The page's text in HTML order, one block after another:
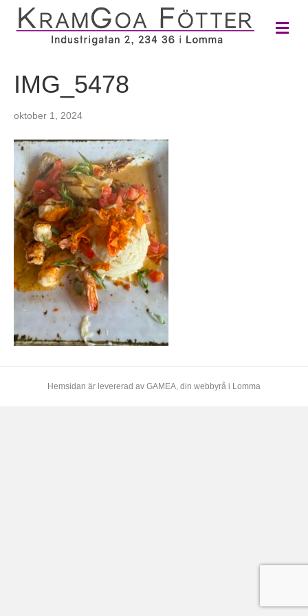
M
e
IMG_5478
oktober 1, 2024
Hemsidan är levererad av GAMEA, din webbyrå i Lomma